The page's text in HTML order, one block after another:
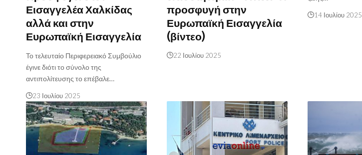
Εισαγγελέα Χαλκίδας
αλλά και στην
Ευρωπαϊκή Εισαγγελία
Το τελευταίο Περιφερειακό Συμβούλιο
έγινε διότι το σύνολο της
αντιπολίτευσης το επέβαλε…
23 Ιουλίου 2025
προσφυγή στην
Ευρωπαϊκή Εισαγγελία
(βίντεο)
22 Ιουλίου 2025
14 Ιουλίου 2025